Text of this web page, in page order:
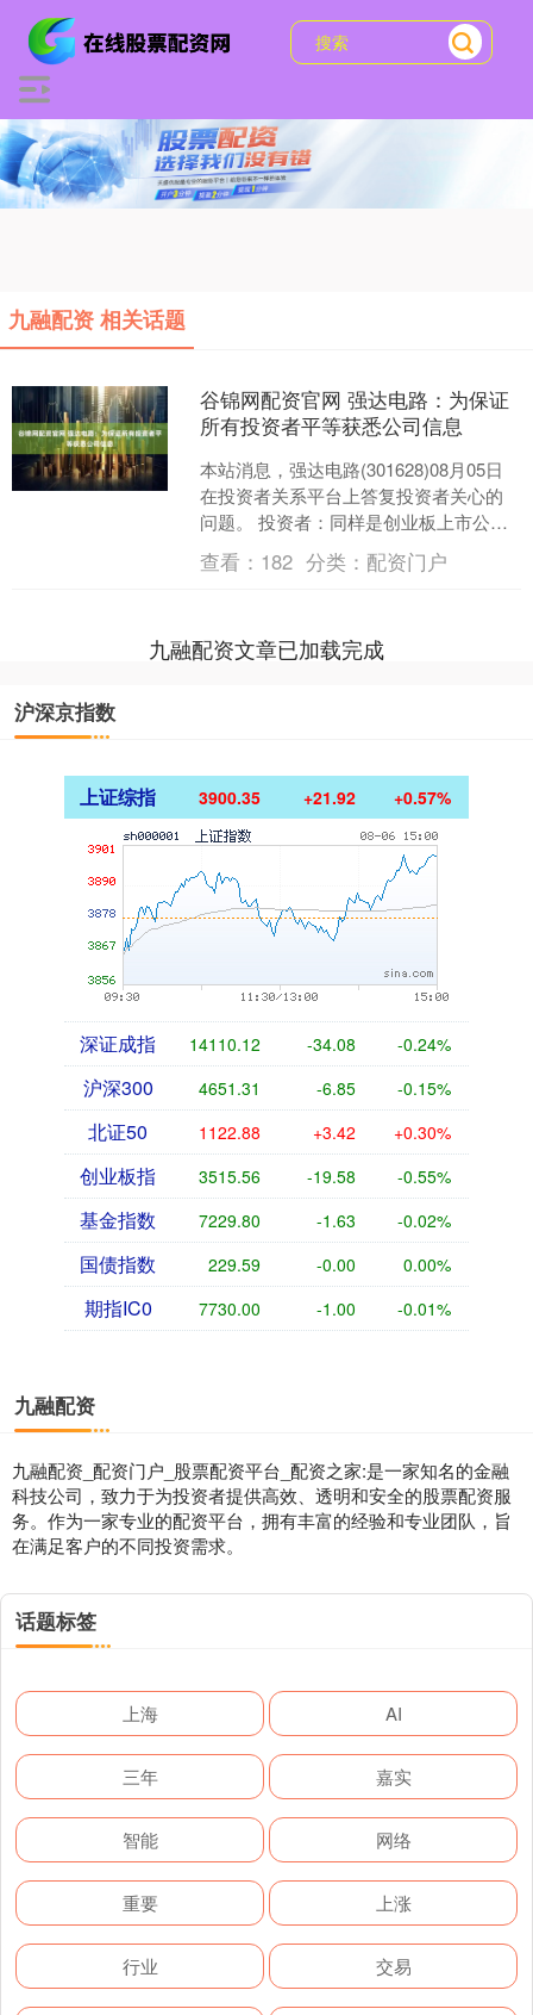
九融配资 相关话题
谷锦网配资官网 强达电路：为保证
所有投资者平等获悉公司信息
本站消息，强达电路(301628)08月05日
在投资者关系平台上答复投资者关心的
问题。 投资者：同样是创业板上市公
司，为什么其他公司都可以回复股东人
数，请问公司....
查看： 182 分类： 配资门户
九融配资文章已加载完成
沪深京指数
上证综指 3900.35 +21.92 +0.57%
深证成指 14110.12 -34.08 -0.24%
沪深300 4651.31 -6.85 -0.15%
北证50 1122.88 +3.42 +0.30%
创业板指 3515.56 -19.58 -0.55%
基金指数 7229.80 -1.63 -0.02%
国债指数 229.59 -0.00 0.00%
期指IC0 7730.00 -1.00 -0.01%
九融配资
九融配资_配资门户_股票配资平台_配资之家:是一家知名的金融
科技公司，致力于为投资者提供高效、透明和安全的股票配资服
务。作为一家专业的配资平台，拥有丰富的经验和专业团队，旨
在满足客户的不同投资需求。
话题标签
上海 AI
三年 嘉实
智能 网络
重要 上涨
行业 交易